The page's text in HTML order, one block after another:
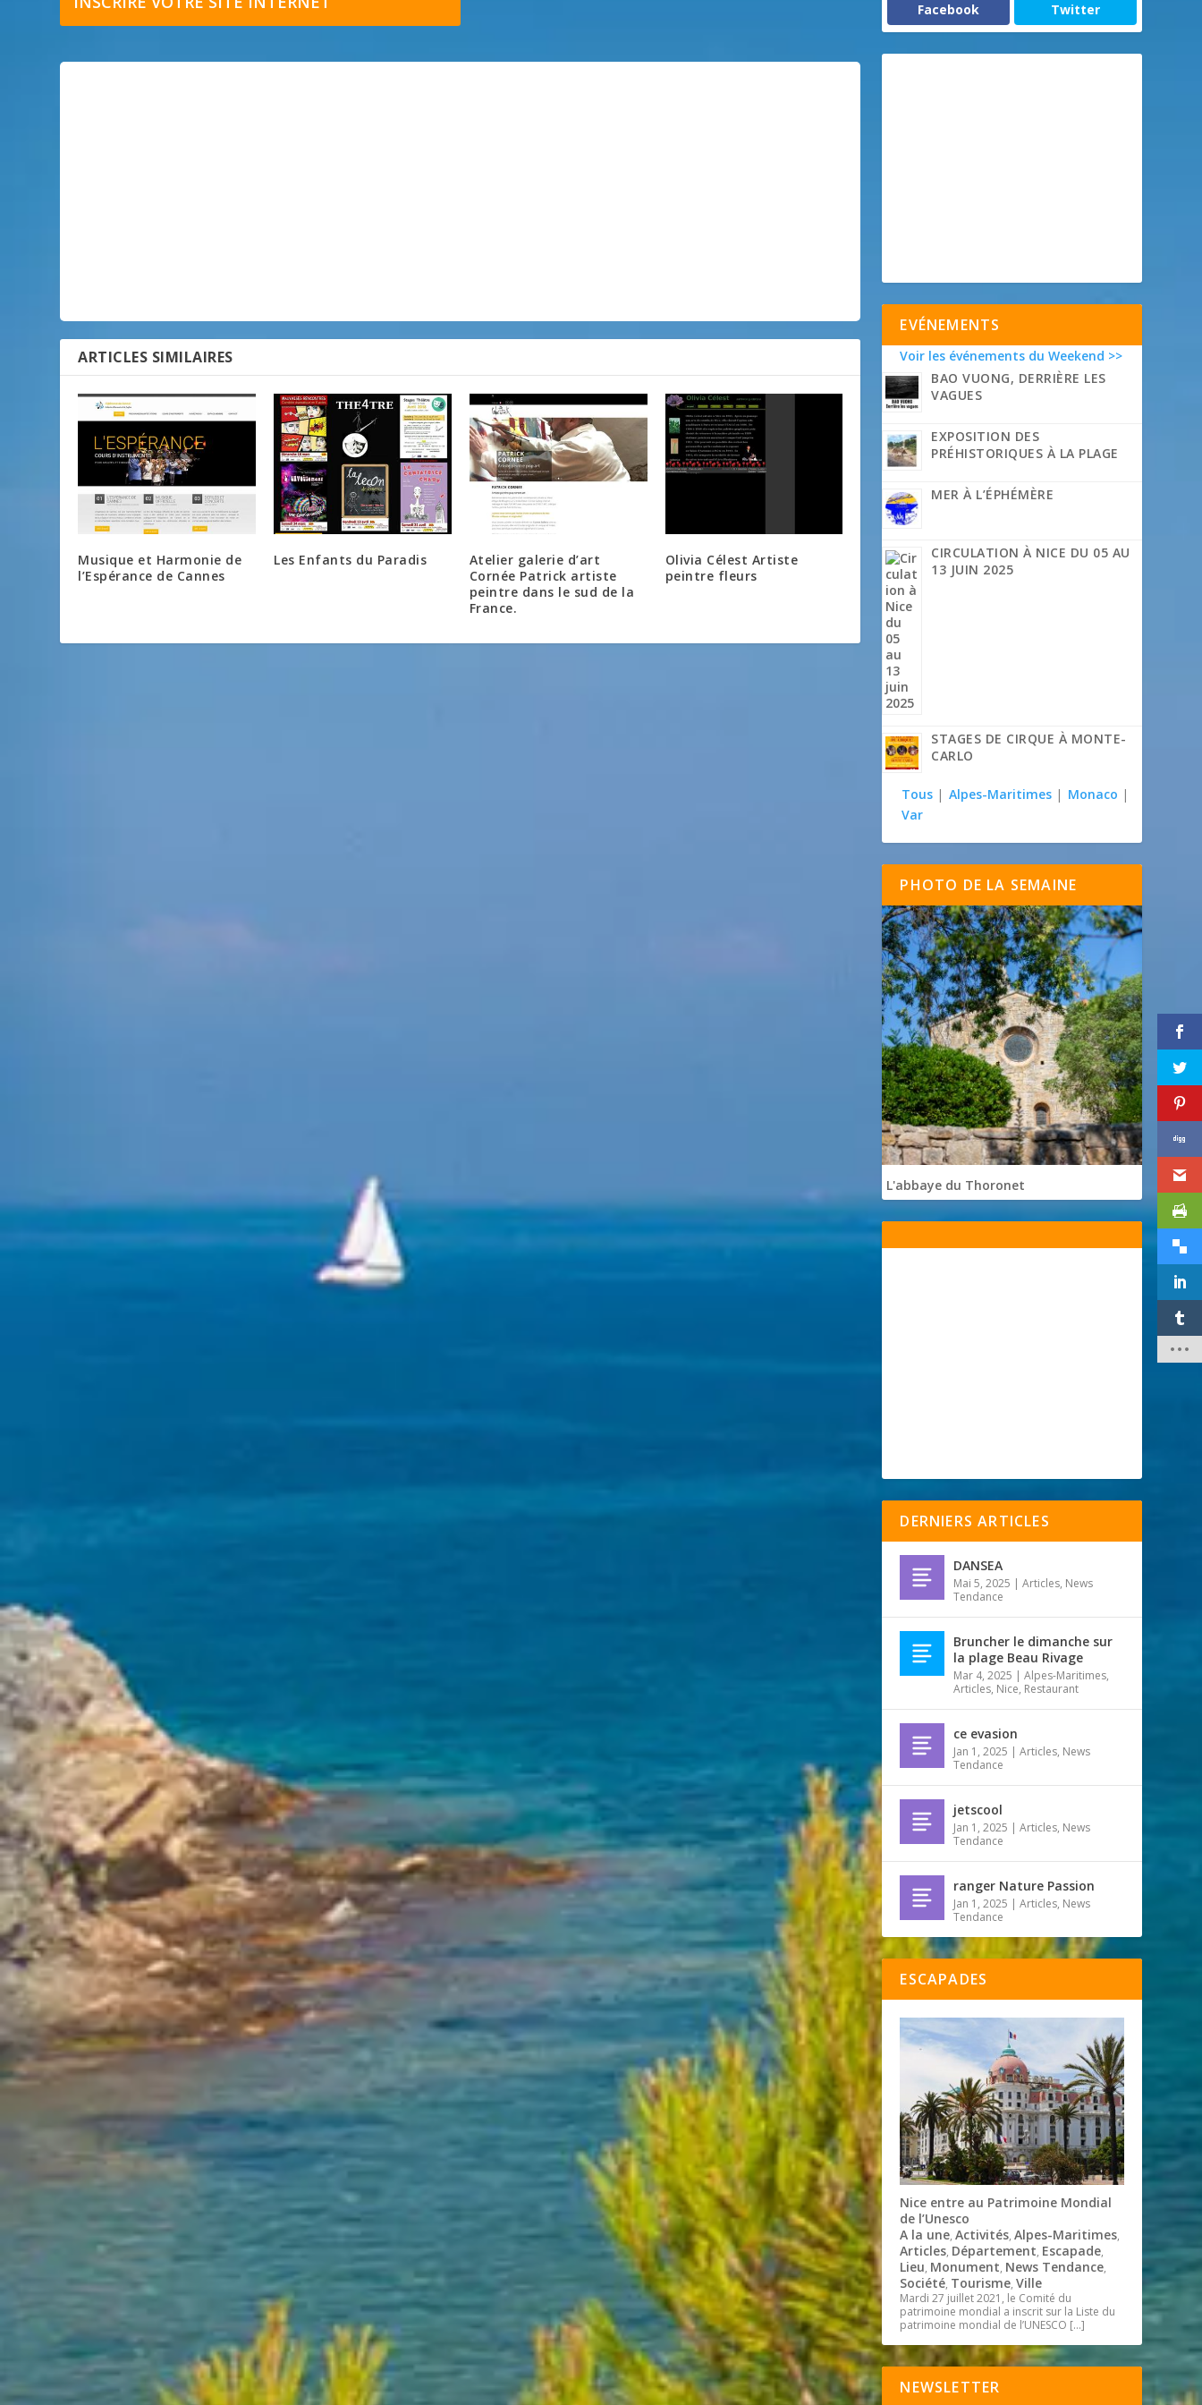
ARTICLES SIMILAIRES
Musique et Harmonie de
l’Espérance de Cannes
Les Enfants du Paradis
Atelier galerie d’art
Cornée Patrick artiste
peintre dans le sud de la
France.
Olivia Célest Artiste
peintre fleurs
Facebook Twitter
EVÉNEMENTS
Voir les événements du Weekend >>
BAO VUONG, DERRIÈRE LES
VAGUES
EXPOSITION DES
PRÉHISTORIQUES À LA PLAGE
MER À L’ÉPHÉMÈRE
CIRCULATION À NICE DU 05 AU
13 JUIN 2025
STAGES DE CIRQUE À MONTE-
CARLO
Tous | Alpes-Maritimes | Monaco |
Var
PHOTO DE LA SEMAINE
L'abbaye du Thoronet
DERNIERS ARTICLES
DANSEA
Mai 5, 2025 |Articles, News
Tendance
Bruncher le dimanche sur
la plage Beau Rivage
Mar 4, 2025 |Alpes-Maritimes,
Articles, Nice, Restaurant
ce evasion
Jan 1, 2025 |Articles, News
Tendance
jetscool
Jan 1, 2025 |Articles, News
Tendance
ranger Nature Passion
Jan 1, 2025 |Articles, News
Tendance
ESCAPADES
Nice entre au Patrimoine Mondial
de l’Unesco
A la une,Activités,Alpes-Maritimes,
Articles, Département, Escapade,
Lieu, Monument, News Tendance,
Société, Tourisme,Ville
Mardi 27 juillet 2021, le Comité du
patrimoine mondial a inscrit sur la Liste du
patrimoine mondial de l’UNESCO […]
NEWSLETTER